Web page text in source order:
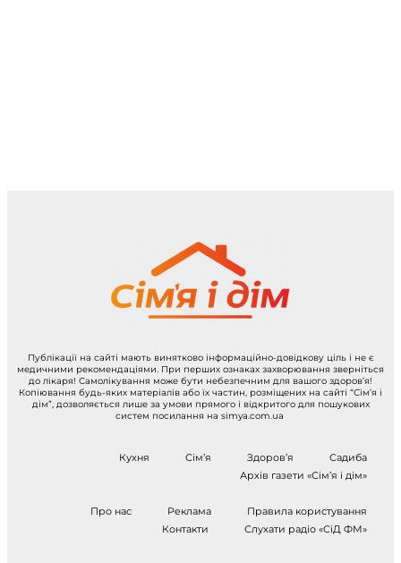
Публікації на сайті мають винятково інформаційно-довідкову ціль і не є
медичними рекомендаціями. При перших ознаках захворювання зверніться
до лікаря! Самолікування може бути небезпечним для вашого здоров’я!
Копіювання будь-яких матеріалів або їх частин, розміщених на сайті “Сім’я і
дім”, дозволяється лише за умови прямого і відкритого для пошукових
систем посилання на simya.com.ua
Кухня Сім’я Здоров’я
Садиба
Архів газети «Сім’я і дім»
Про нас Реклама
Правила користування
Контакти
Слухати радіо «СіД ФМ»